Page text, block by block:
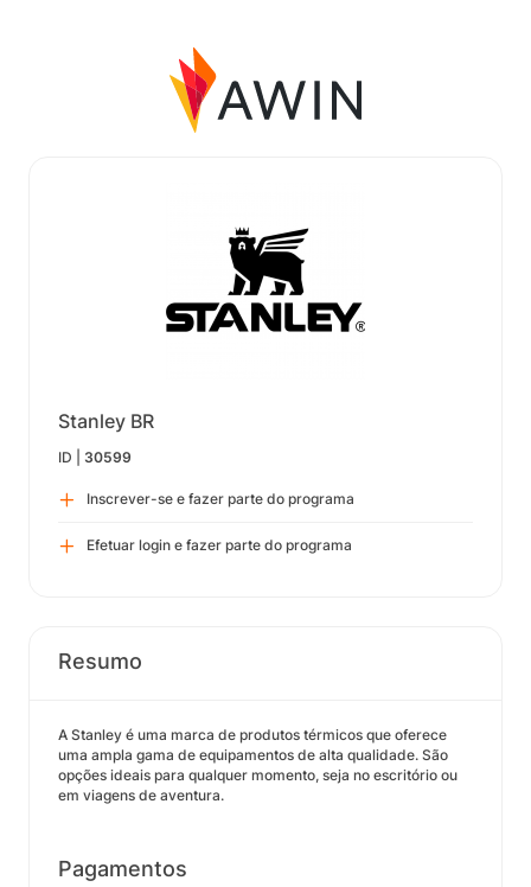
Stanley BR
ID | 30599
Inscrever-se e fazer parte do programa
Efetuar login e fazer parte do programa
Resumo
A Stanley é uma marca de produtos térmicos que oferece
uma ampla gama de equipamentos de alta qualidade. São
opções ideais para qualquer momento, seja no escritório ou
em viagens de aventura.
Pagamentos